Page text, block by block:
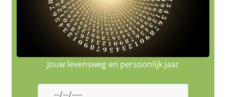
Jouw levensweg en persoonlijk jaar